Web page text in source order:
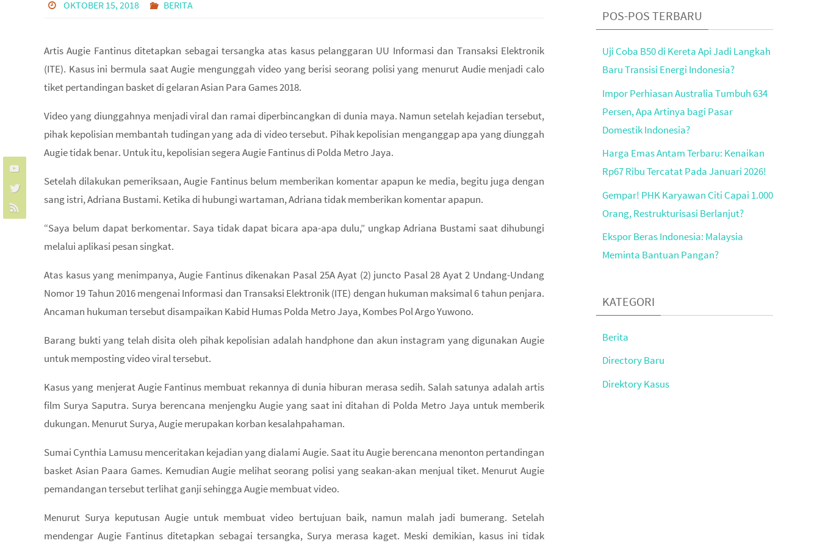
OKTOBER 15, 2018 BERITA
Artis Augie Fantinus ditetapkan sebagai tersangka atas kasus pelanggaran UU Informasi dan Transaksi Elektronik
(ITE). Kasus ini bermula saat Augie mengunggah video yang berisi seorang polisi yang menurut Audie menjadi calo
tiket pertandingan basket di gelaran Asian Para Games 2018.
Video yang diunggahnya menjadi viral dan ramai diperbincangkan di dunia maya. Namun setelah kejadian tersebut,
pihak kepolisian membantah tudingan yang ada di video tersebut. Pihak kepolisian menganggap apa yang diunggah
Augie tidak benar. Untuk itu, kepolisian segera Augie Fantinus di Polda Metro Jaya.
Setelah dilakukan pemeriksaan, Augie Fantinus belum memberikan komentar apapun ke media, begitu juga dengan
sang istri, Adriana Bustami. Ketika di hubungi wartaman, Adriana tidak memberikan komentar apapun.
“Saya belum dapat berkomentar. Saya tidak dapat bicara apa-apa dulu,” ungkap Adriana Bustami saat dihubungi
melalui aplikasi pesan singkat.
Atas kasus yang menimpanya, Augie Fantinus dikenakan Pasal 25A Ayat (2) juncto Pasal 28 Ayat 2 Undang-Undang
Nomor 19 Tahun 2016 mengenai Informasi dan Transaksi Elektronik (ITE) dengan hukuman maksimal 6 tahun penjara.
Ancaman hukuman tersebut disampaikan Kabid Humas Polda Metro Jaya, Kombes Pol Argo Yuwono.
Barang bukti yang telah disita oleh pihak kepolisian adalah handphone dan akun instagram yang digunakan Augie
untuk memposting video viral tersebut.
Kasus yang menjerat Augie Fantinus membuat rekannya di dunia hiburan merasa sedih. Salah satunya adalah artis
film Surya Saputra. Surya berencana menjengku Augie yang saat ini ditahan di Polda Metro Jaya untuk memberik
dukungan. Menurut Surya, Augie merupakan korban kesalahpahaman.
Sumai Cynthia Lamusu menceritakan kejadian yang dialami Augie. Saat itu Augie berencana menonton pertandingan
basket Asian Paara Games. Kemudian Augie melihat seorang polisi yang seakan-akan menjual tiket. Menurut Augie
pemandangan tersebut terlihat ganji sehingga Augie membuat video.
Menurut Surya keputusan Augie untuk membuat video bertujuan baik, namun malah jadi bumerang. Setelah
mendengar Augie Fantinus ditetapkan sebagai tersangka, Surya merasa kaget. Meski demikian, kasus ini tidak
POS-POS TERBARU
Uji Coba B50 di Kereta Api Jadi Langkah
Baru Transisi Energi Indonesia?
Impor Perhiasan Australia Tumbuh 634
Persen, Apa Artinya bagi Pasar
Domestik Indonesia?
Harga Emas Antam Terbaru: Kenaikan
Rp67 Ribu Tercatat Pada Januari 2026!
Gempar! PHK Karyawan Citi Capai 1.000
Orang, Restrukturisasi Berlanjut?
Ekspor Beras Indonesia: Malaysia
Meminta Bantuan Pangan?
KATEGORI
Berita
Directory Baru
Direktory Kasus